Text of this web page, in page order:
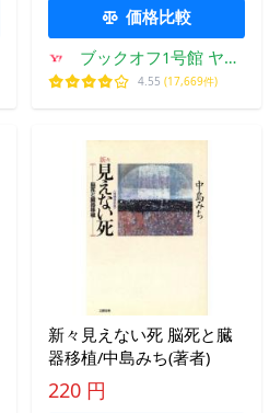
価格比較
ブックオフ1号館 ヤフ
ーショッピング店
4.55 (17,669件)
新々見えない死 脳死と臓
器移植/中島みち(著者)
220 円